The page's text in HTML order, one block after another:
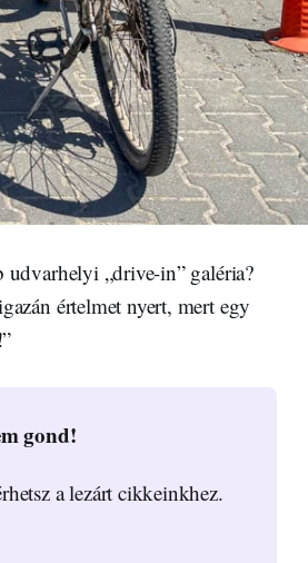
udvarhelyi „drive-in” galéria?
értelmet nyert, mert egy
gond!
a lezárt cikkeinkhez.